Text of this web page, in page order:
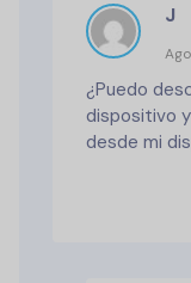
J
¿Puedo
dispositivo
desde mi